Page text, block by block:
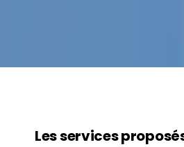
Les services